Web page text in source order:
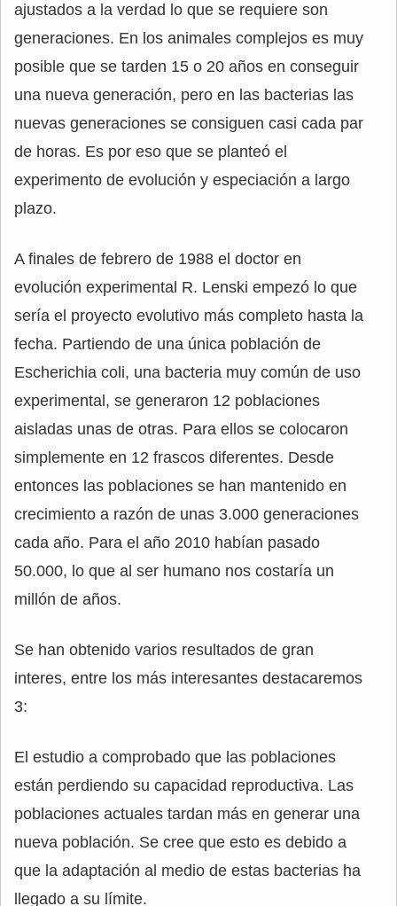
ajustados a la verdad lo que se requiere son
generaciones. En los animales complejos es muy
posible que se tarden 15 o 20 años en conseguir
una nueva generación, pero en las bacterias las
nuevas generaciones se consiguen casi cada par
de horas. Es por eso que se planteó el
experimento de evolución y especiación a largo
plazo.
A finales de febrero de 1988 el doctor en
evolución experimental R. Lenski empezó lo que
sería el proyecto evolutivo más completo hasta la
fecha. Partiendo de una única población de
Escherichia coli, una bacteria muy común de uso
experimental, se generaron 12 poblaciones
aisladas unas de otras. Para ellos se colocaron
simplemente en 12 frascos diferentes. Desde
entonces las poblaciones se han mantenido en
crecimiento a razón de unas 3.000 generaciones
cada año. Para el año 2010 habían pasado
50.000, lo que al ser humano nos costaría un
millón de años.
Se han obtenido varios resultados de gran
interes, entre los más interesantes destacaremos
3:
El estudio a comprobado que las poblaciones
están perdiendo su capacidad reproductiva. Las
poblaciones actuales tardan más en generar una
nueva población. Se cree que esto es debido a
que la adaptación al medio de estas bacterias ha
llegado a su límite.